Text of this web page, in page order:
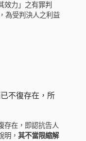
效力」之有罪判
為受判決人之利益
不復存在，所
存在，即認抗告人
明， 其不當限縮解